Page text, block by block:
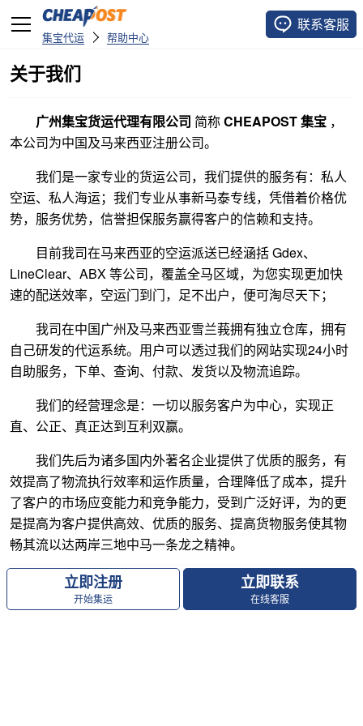
集宝代运 帮助中心
联系客服
关于我们
广州集宝货运代理有限公司 简称CHEAPOST 集宝 ，
本公司为中国及马来西亚注册公司。
我们是一家专业的货运公司，我们提供的服务有：私人
空运、私人海运；我们专业从事新马泰专线，凭借着价格优
势，服务优势，信誉担保服务赢得客户的信赖和支持。
目前我司在马来西亚的空运派送已经涵括 Gdex、
LineClear、ABX 等公司，覆盖全马区域，为您实现更加快
速的配送效率，空运门到门，足不出户，便可淘尽天下；
我司在中国广州及马来西亚雪兰莪拥有独立仓库，拥有
自己研发的代运系统。用户可以透过我们的网站实现24小时
自助服务，下单、查询、付款、发货以及物流追踪。
我们的经营理念是：一切以服务客户为中心，实现正
直、公正、真正达到互利双赢。
我们先后为诸多国内外著名企业提供了优质的服务，有
效提高了物流执行效率和运作质量，合理降低了成本，提升
了客户的市场应变能力和竞争能力，受到广泛好评，为的更
是提高为客户提供高效、优质的服务、提高货物服务使其物
畅其流以达两岸三地中马一条龙之精神。
立即注册
开始集运
立即联系
在线客服